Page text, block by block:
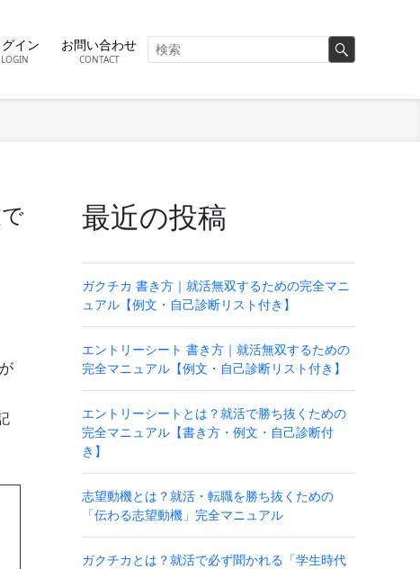
グイン
LOGIN
お問い合わせ
CONTACT
最近の投稿
ガクチカ 書き方｜就活無双するための完全マニ
ュアル【例文・自己診断リスト付き】
エントリーシート 書き方｜就活無双するための
完全マニュアル【例文・自己診断リスト付き】
エントリーシートとは？就活で勝ち抜くための
完全マニュアル【書き方・例文・自己診断付
き】
志望動機とは？就活・転職を勝ち抜くための
「伝わる志望動機」完全マニュアル
ガクチカとは？就活で必ず聞かれる「学生時代